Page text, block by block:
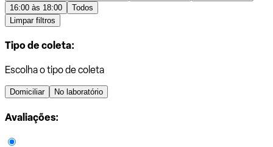
16:00 às 18:00
Todos
Limpar filtros
Tipo de coleta:
Escolha o tipo de coleta
Domiciliar No laboratório
Avaliações: